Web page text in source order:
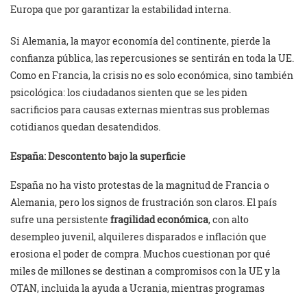
Europa que por garantizar la estabilidad interna.
Si Alemania, la mayor economía del continente, pierde la
confianza pública, las repercusiones se sentirán en toda la UE.
Como en Francia, la crisis no es solo económica, sino también
psicológica: los ciudadanos sienten que se les piden
sacrificios para causas externas mientras sus problemas
cotidianos quedan desatendidos.
España: Descontento bajo la superficie
España no ha visto protestas de la magnitud de Francia o
Alemania, pero los signos de frustración son claros. El país
sufre una persistente fragilidad económica, con alto
desempleo juvenil, alquileres disparados e inflación que
erosiona el poder de compra. Muchos cuestionan por qué
miles de millones se destinan a compromisos con la UE y la
OTAN, incluida la ayuda a Ucrania, mientras programas